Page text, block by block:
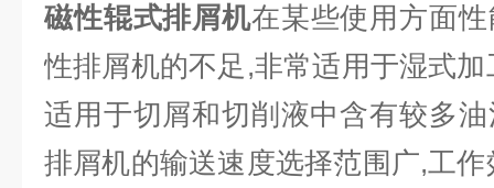
磁性辊式排屑机在某些使用方面
性排屑机的不足,非常适用于湿式
适用于切屑和切削液中含有较多
排屑机的输送速度选择范围广,工